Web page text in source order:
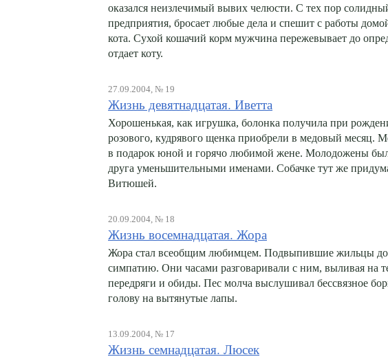
оказался неизлечимый вывих челюсти. С тех пор
предприятия, бросает любые дела и спешит с работы
кота. Сухой кошачий корм мужчина пережевывает до
отдает коту.
27.09.2004, № 19
Жизнь девятнадцатая. Иветта
Хорошенькая, как игрушка, болонка получила при
розового, кудрявого щенка приобрели в медовый месяц.
в подарок юной и горячо любимой жене. Молодожены
друга уменьшительными именами. Собачке тут же
Витюшей.
20.09.2004, № 18
Жизнь восемнадцатая. Жора
Жора стал всеобщим любимцем. Подвыпившие жильцы
симпатию. Они часами разговаривали с ним, выливая на
передряги и обиды. Пес молча выслушивал бессвязное
голову на вытянутые лапы.
13.09.2004, № 17
Жизнь семнадцатая. Люсек